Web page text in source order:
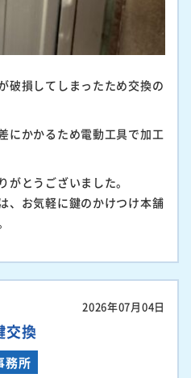
破損してしまったため交換の
にかかるため電動工具で加工
がとうございました。
、お気軽に鍵のかけつけ本舗
2026年07月04日
交換
務所